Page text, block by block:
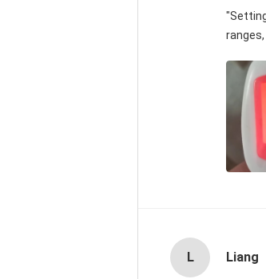
L Liang